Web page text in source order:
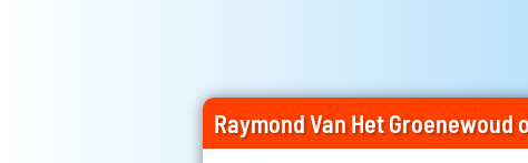
Raymond Van Het Groenewoud